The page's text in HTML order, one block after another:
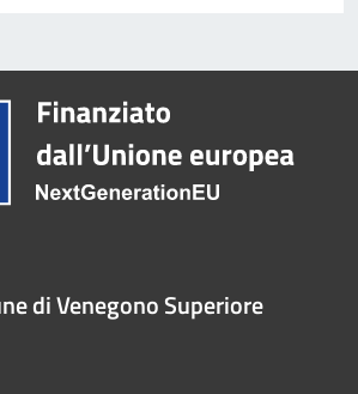
di Venegono Superiore